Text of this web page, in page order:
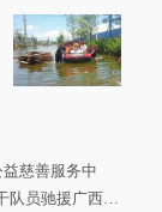
慈善服务中
队员驰援广西灾